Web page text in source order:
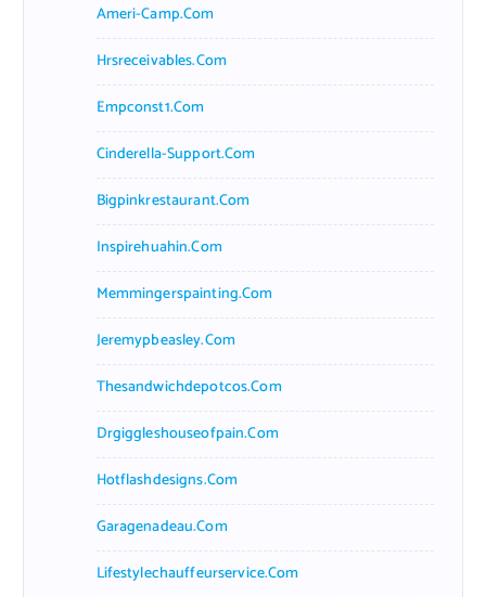
Ameri-Camp.com
Hrsreceivables.com
Empconst1.com
Cinderella-Support.com
Bigpinkrestaurant.com
Inspirehuahin.com
Memmingerspainting.com
Jeremypbeasley.com
Thesandwichdepotcos.com
Drgiggleshouseofpain.com
Hotflashdesigns.com
Garagenadeau.com
Lifestylechauffeurservice.com